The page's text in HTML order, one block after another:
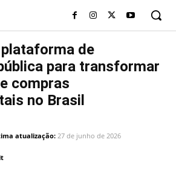
de
para transformar
compras
no Brasil
atualização: 27 de junho de 2026